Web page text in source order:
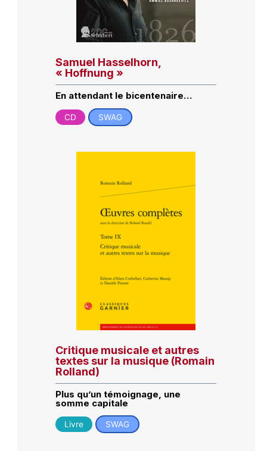
Samuel Hasselhorn,
« Hoffnung »
En attendant le bicentenaire…
CD SWAG
Critique musicale et autres
textes sur la musique (Romain
Rolland)
Plus qu’un témoignage, une
somme capitale
Livre SWAG